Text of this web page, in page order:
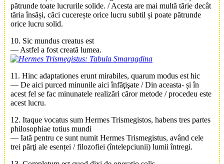
pătrunde toate lucrurile solide. / Acesta are mai multă tărie decât
tăria însăși, căci cucerește orice lucru subtil și poate pătrunde
orice lucru solid.
10. Sic mundus creatus est
— Astfel a fost creată lumea.
11. Hinc adaptationes erunt mirabiles, quarum modus est hic
— De aici purced minunile aici înfăţişate / Din aceasta- și în
acest fel se fac minunatele realizări căror metode / procedeu este
acest lucru.
12. Itaque vocatus sum Hermes Trismegistos, habens tres partes
philosophiae totius mundi
— Iată pentru ce sunt numit Hermes Trismegistus, având cele
trei părţi ale esenței / filozofiei (întelepciunii) lumii întregi.